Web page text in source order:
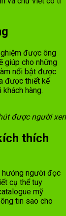
được ông
giúp cho những
nổi bật được
được thiết kế
hàng.
được người
thích
hướng người đọc
cụ thể tuy
mỹ
tin sao cho